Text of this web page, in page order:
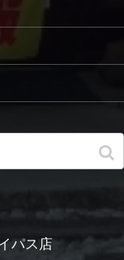
パス店